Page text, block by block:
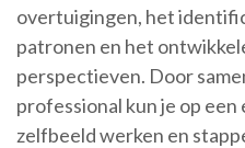
overtuigingen, het
patronen en het
perspectieven. Door
professional kun je op
zelfbeeld werken en